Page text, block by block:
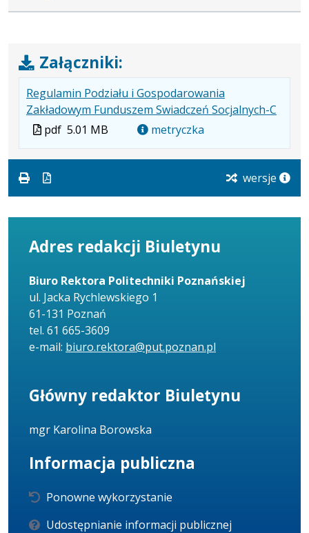
Załączniki:
Regulamin Podziału i Gospodarowania
Zakładowym Funduszem Swiadczeń Socjalnych-C
pdf
5.01
MB
w
nowej
Plik
formacie
pdf 5.01 MB metryczka
wersje
Adres redakcji Biuletynu
Biuro Rektora Politechniki Poznańskiej
ul. Jacka Rychlewskiego 1
61-131 Poznań
tel. 61 665-3609
e-mail: biuro.rektora@put.poznan.pl
Główny redaktor Biuletynu
mgr Karolina Borowska
Informacja publiczna
Ponowne wykorzystanie
Udostępnianie informacji publicznej